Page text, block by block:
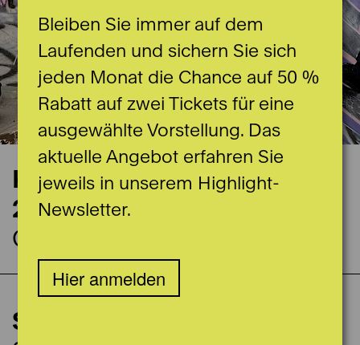
Konzerttermin
23.10.2025
Casino Bern Grosser Saal
ca. 100 Min inklusive Pause
Sturm und Drang
Bleiben Sie immer auf dem
Laufenden und sichern Sie sich
jeden Monat die Chance auf 50 %
Rabatt auf zwei Tickets für eine
ausgewählte Vorstellung. Das
aktuelle Angebot erfahren Sie
jeweils in unserem Highlight-
Newsletter.
Hier anmelden